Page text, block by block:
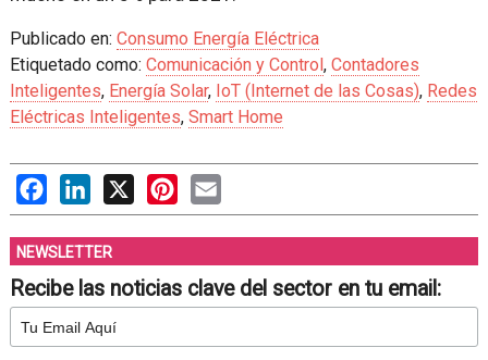
Publicado en: Consumo Energía Eléctrica
Etiquetado como: Comunicación y Control, Contadores
Inteligentes, Energía Solar, IoT (Internet de las Cosas), Redes
Eléctricas Inteligentes, Smart Home
FacebookLinkedIn
X PinterestEmail
NEWSLETTER
Recibe las noticias clave del sector en tu email: